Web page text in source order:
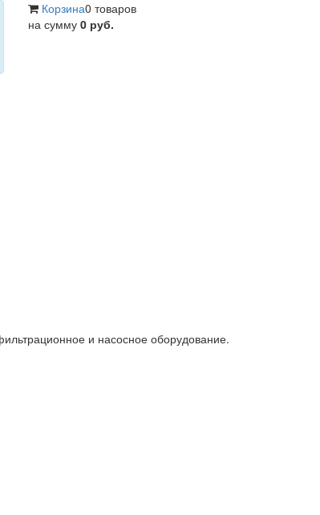
Корзина0 товаров
на сумму 0 руб.
и насосное оборудование.